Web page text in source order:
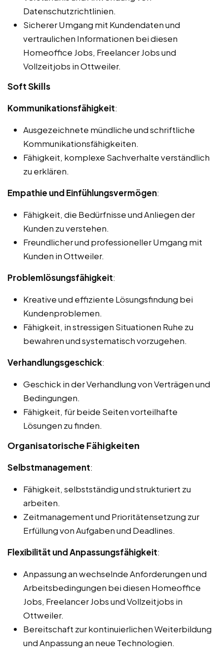
Datenschutzrichtlinien.
Sicherer Umgang mit Kundendaten und
vertraulichen Informationen bei diesen
Homeoffice Jobs, Freelancer Jobs und
Vollzeitjobs in Ottweiler.
Soft Skills
Kommunikationsfähigkeit:
Ausgezeichnete mündliche und schriftliche
Kommunikationsfähigkeiten.
Fähigkeit, komplexe Sachverhalte verständlich
zu erklären.
Empathie und Einfühlungsvermögen:
Fähigkeit, die Bedürfnisse und Anliegen der
Kunden zu verstehen.
Freundlicher und professioneller Umgang mit
Kunden in Ottweiler.
Problemlösungsfähigkeit:
Kreative und effiziente Lösungsfindung bei
Kundenproblemen.
Fähigkeit, in stressigen Situationen Ruhe zu
bewahren und systematisch vorzugehen.
Verhandlungsgeschick:
Geschick in der Verhandlung von Verträgen und
Bedingungen.
Fähigkeit, für beide Seiten vorteilhafte
Lösungen zu finden.
Organisatorische Fähigkeiten
Selbstmanagement:
Fähigkeit, selbstständig und strukturiert zu
arbeiten.
Zeitmanagement und Prioritätensetzung zur
Erfüllung von Aufgaben und Deadlines.
Flexibilität und Anpassungsfähigkeit:
Anpassung an wechselnde Anforderungen und
Arbeitsbedingungen bei diesen Homeoffice
Jobs, Freelancer Jobs und Vollzeitjobs in
Ottweiler.
Bereitschaft zur kontinuierlichen Weiterbildung
und Anpassung an neue Technologien.